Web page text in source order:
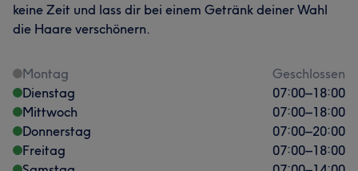
keine Zeit und lass dir bei einem Getränk deiner Wahl
die Haare verschönern.
Montag
Geschlossen
Dienstag
07:00–18:00
Mittwoch
07:00–18:00
Donnerstag
07:00–20:00
Freitag
07:00–18:00